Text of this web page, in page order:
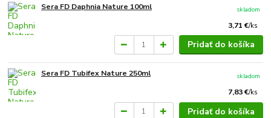
Sera FD Daphnia Nature 100ml
3,71 €/ks
skladom
Pridať do košíka
Sera FD Tubifex Nature 250ml
7,83 €/ks
skladom
Pridať do košíka